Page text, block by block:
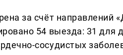
за счёт направлений
54 выезда: 31 для
сосудистых